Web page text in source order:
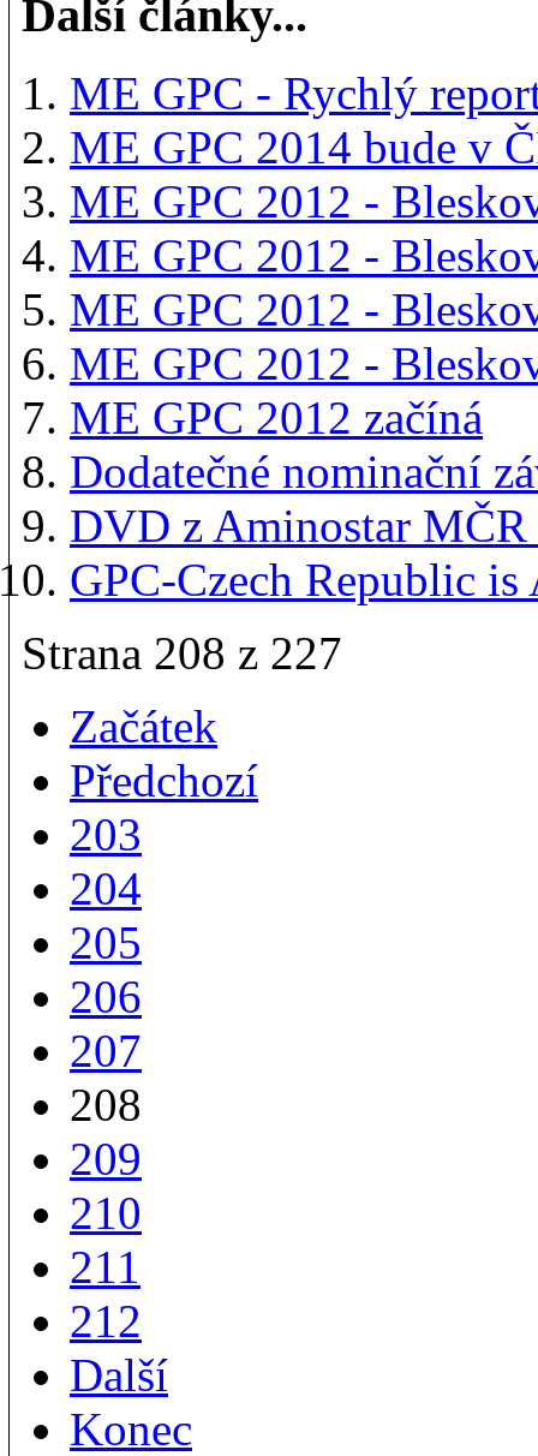
Další články...
ME GPC - Rychlý
ME GPC 2014 bude v
ME GPC 2012 -
ME GPC 2012 -
ME GPC 2012 -
ME GPC 2012 -
ME GPC 2012 začíná
Dodatečné nominační
DVD z Aminostar MČR
GPC-Czech Republic
Strana 208 z 227
Začátek
Předchozí
203
204
205
206
207
208
209
210
211
212
Další
Konec